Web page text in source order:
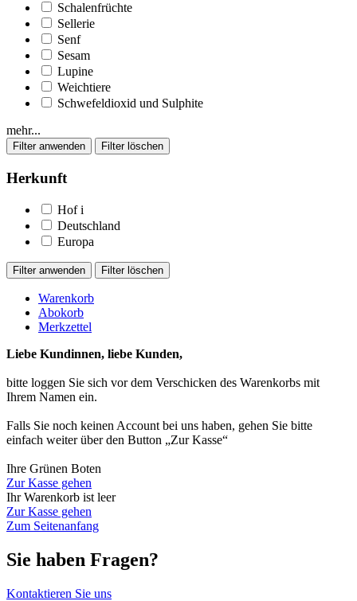
Schalenfrüchte
Sellerie
Senf
Sesam
Lupine
Weichtiere
Schwefeldioxid und Sulphite
mehr...
Herkunft
Hof i
Deutschland
Europa
Warenkorb
Abokorb
Merkzettel
Liebe Kundinnen, liebe Kunden,
bitte loggen Sie sich vor dem Verschicken des Warenkorbs mit
Ihrem Namen ein.
Falls Sie noch keinen Account bei uns haben, gehen Sie bitte
einfach weiter über den Button „Zur Kasse“
Ihre Grünen Boten
Zur Kasse gehen
Ihr Warenkorb ist leer
Zur Kasse gehen
Zum Seitenanfang
Sie haben Fragen?
Kontaktieren Sie uns